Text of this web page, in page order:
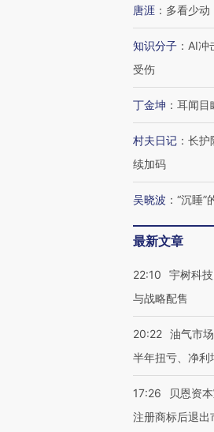
唐涯 ： 多看少动
知识分子 ： AI冲
受伤
丁金坤 ： 耳闻目
村夫日记 ： 长护
续加码
吴晓波 ： “沉睡”
最新文章
22:10
宇树科
与战略配售
20:22 油气市
半年扭亏、净
17:26
贝恩资
注册商标后退出